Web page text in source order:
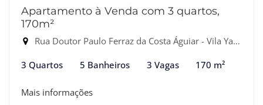
Apartamento à Venda com 3 quartos,
170m²
Rua Doutor Paulo Ferraz da Costa Águiar - Vila Yara, Osasco-SP
3 Quartos 5 Banheiros 3 Vagas 170 m²
Mais informações